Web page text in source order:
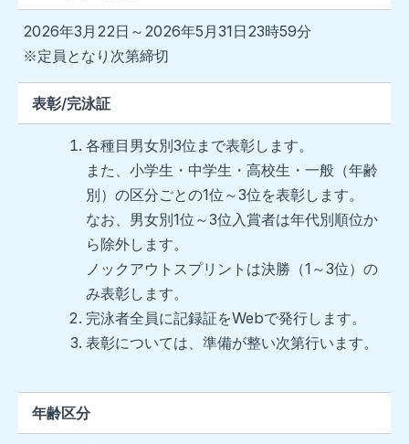
2026年3月22日～2026年5月31日23時59分
※定員となり次第締切
表彰/完泳証
各種目男女別3位まで表彰します。
また、小学生・中学生・高校生・一般（年齢
別）の区分ごとの1位～3位を表彰します。
なお、男女別1位～3位入賞者は年代別順位か
ら除外します。
ノックアウトスプリントは決勝（1～3位）の
み表彰します。
完泳者全員に記録証をWebで発行します。
表彰については、準備が整い次第行います。
年齢区分